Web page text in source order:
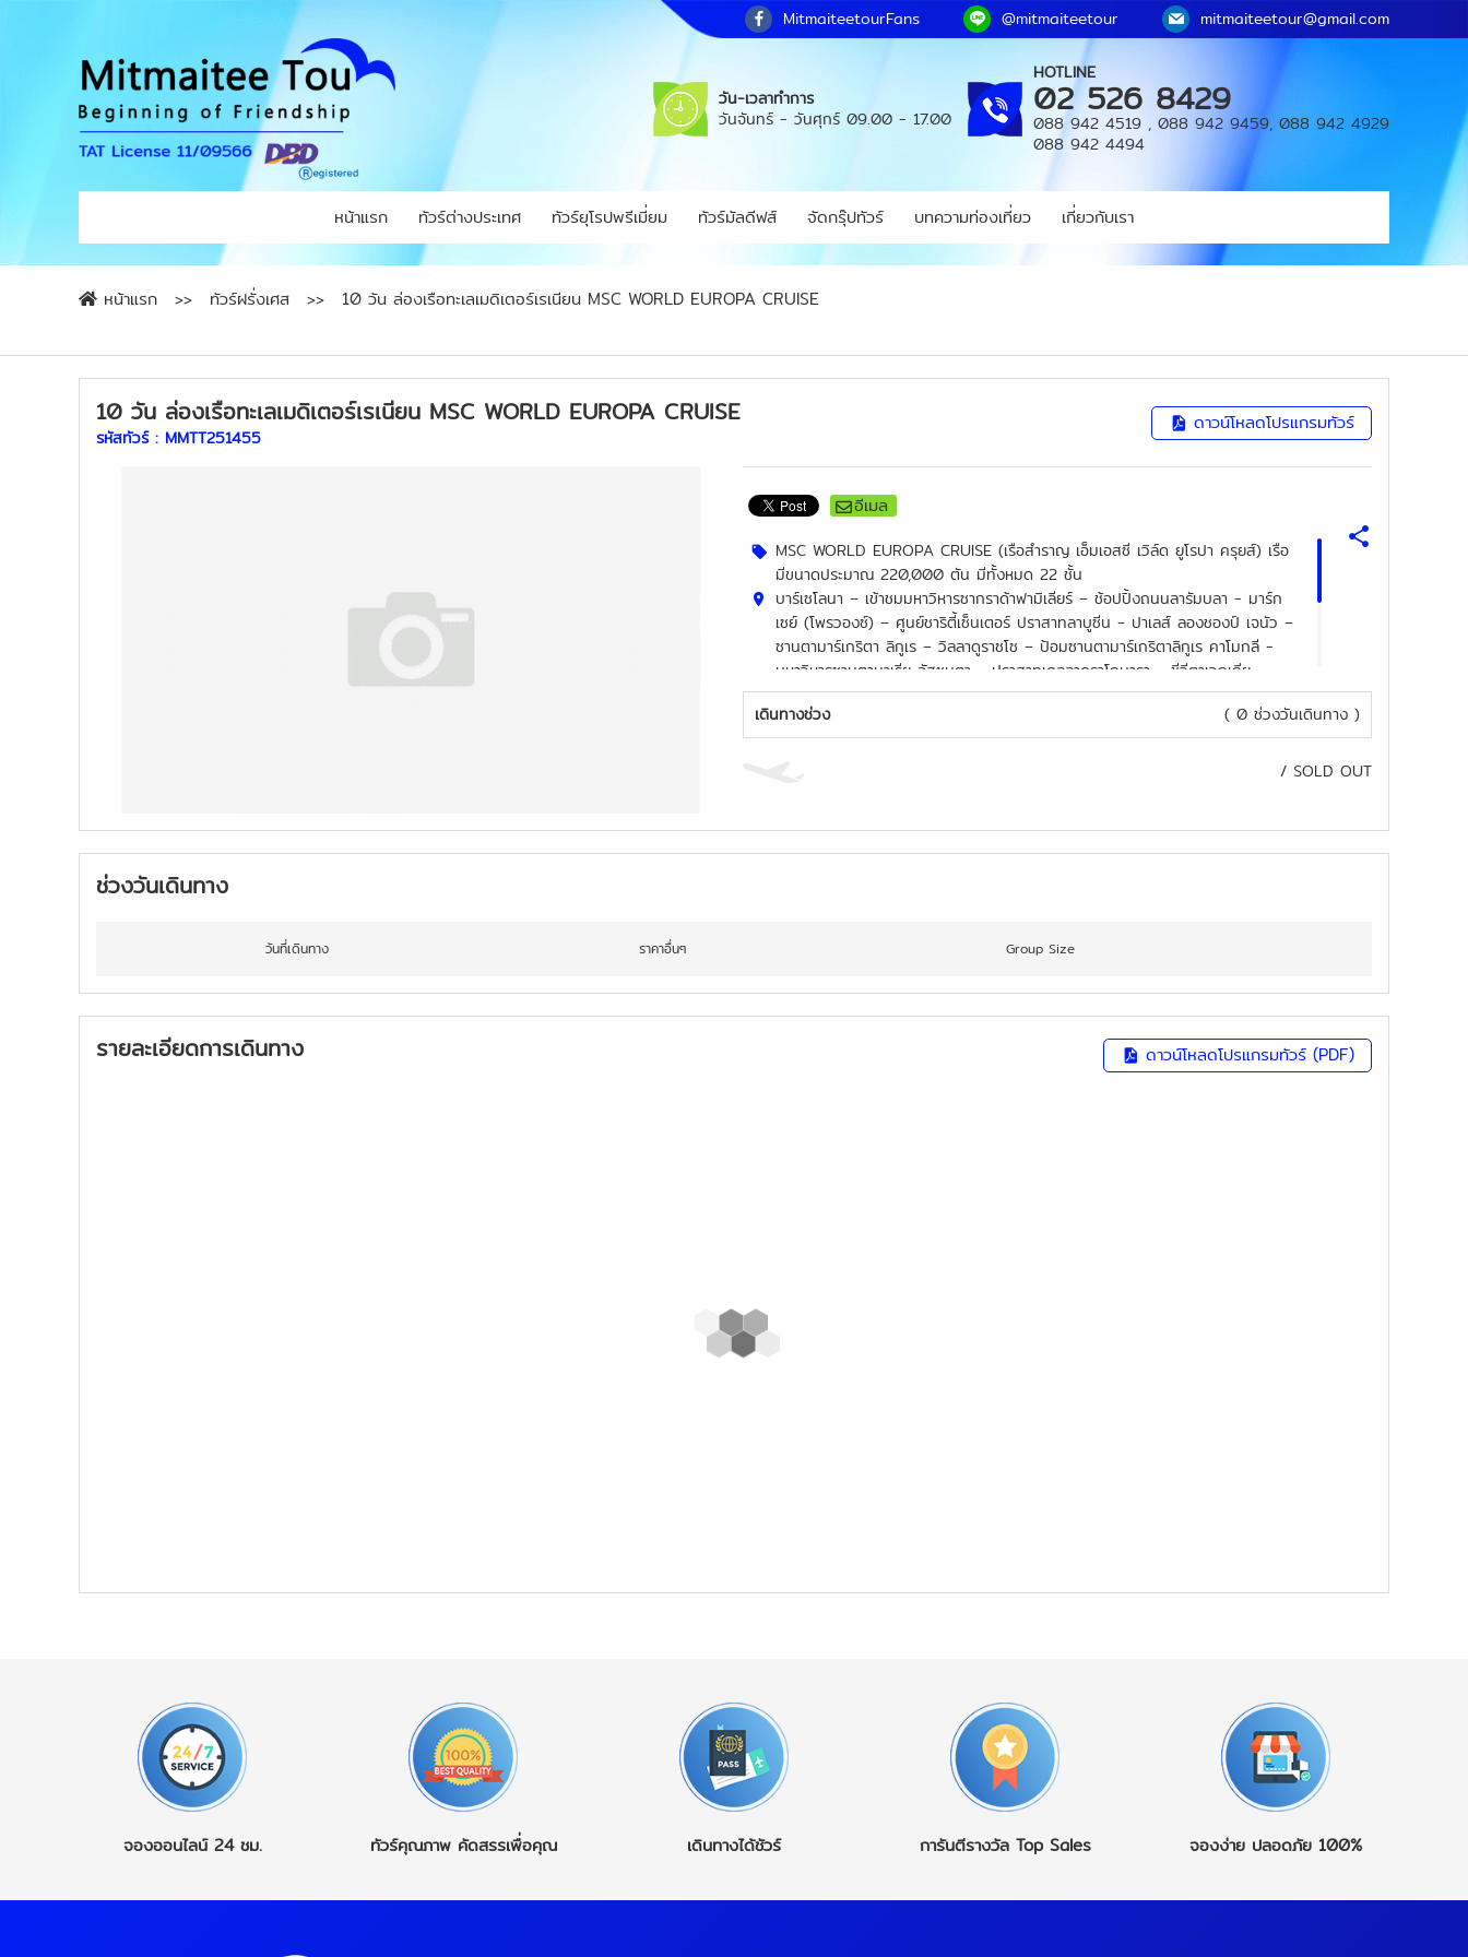
MitmaiteetourFans @mitmaiteetour mitmaiteetour@gmail.com
วัน-เวลาทำการ
วันจันทร์ - วันศุกร์ 09.00 - 17.00
HOTLINE
02 526 8429
088 942 4519 , 088 942 9459, 088 942 4929
088 942 4494
หน้าแรก ทัวร์ต่างประเทศ ทัวร์ยุโรปพรีเมี่ยม ทัวร์มัลดีฟส์ จัดกรุ๊ปทัวร์ บทความท่องเที่ยว เกี่ยวกับเรา
หน้าแรก ทัวร์ฝรั่งเศส 10 วัน ล่องเรือทะเลเมดิเตอร์เรเนียน MSC WORLD EUROPA CRUISE
10 วัน ล่องเรือทะเลเมดิเตอร์เรเนียน MSC WORLD EUROPA CRUISE
รหัสทัวร์ : MMTT251455
ดาวน์โหลดโปรแกรมทัวร์
อีเมล
MSC WORLD EUROPA CRUISE (เรือสำราญ เอ็มเอสซี เวิล์ด ยูโรปา ครุยส์) เรือ
มีขนาดประมาณ 220,000 ตัน มีทั้งหมด 22 ชั้น
บาร์เซโลนา – เข้าชมมหาวิหารซากราด้าฟามิเลียร์ – ช้อปปิ้งถนนลารัมบลา - มาร์ก
เซย์ (โพรวองซ์) – ศูนย์ชาริตี้เซ็นเตอร์ ปราสาทลาบูซีน - ปาเลส์ ลองชองป์ เจนัว –
ซานตามาร์เกริตา ลิกูเร – วิลลาดูราซโซ – ป้อมซานตามาร์เกริตาลิกูเร คาโมกลี -
มหาวิหารซานตามาเรีย อัสซุนตา - ปราสาทเดลลาดราโกนารา - ชีวีตาเวกเกีย -
ซานตา เซเวร่า – บรักซิอาโน ปราสาทโอเดสคัลชีแห่งบรัคชาโน - ปิอัซซา เดล โคมู
เน เมสซีนา – มิลาซโซ – ปราสาทมิลาซโซ – เคียซา ดิ ซาน ฟรานเชสโก ดิ เปาลา
- วัลเลตตา (มอลต้า) – เมลลีฮา – หมู่บ้านป๊อปอาย - ช้อปปิ้ง ลาโรคา วิลเลจ เอาท์
เดินทางช่วง ( 0 ช่วงวันเดินทาง )
/ SOLD OUT
ช่วงวันเดินทาง
วันที่เดินทาง ราคาอื่นๆ Group Size
รายละเอียดการเดินทาง ดาวน์โหลดโปรแกรมทัวร์ (PDF)
จองออนไลน์ 24 ชม. ทัวร์คุณภาพ คัดสรรเพื่อคุณ เดินทางได้ชัวร์ การันตีรางวัล Top Sales จองง่าย ปลอดภัย 100%